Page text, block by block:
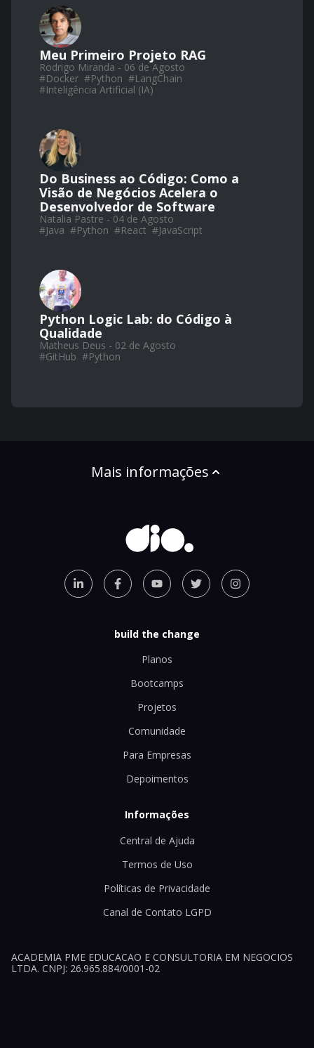
Meu Primeiro Projeto RAG
Rodrigo Miranda - 06 de Agosto
#Docker #Python #LangChain
#Inteligência Artificial (IA)
Do Business ao Código: Como a
Visão de Negócios Acelera o
Desenvolvedor de Software
Natalia Pastre - 04 de Agosto
#Java #Python #React #JavaScript
Python Logic Lab: do Código à
Qualidade
Matheus Deus - 02 de Agosto
#GitHub #Python
Mais informações
build the change
Planos
Bootcamps
Projetos
Comunidade
Para Empresas
Depoimentos
Informações
Central de Ajuda
Termos de Uso
Políticas de Privacidade
Canal de Contato LGPD
ACADEMIA PME EDUCACAO E CONSULTORIA EM NEGOCIOS
LTDA. CNPJ: 26.965.884/0001-02